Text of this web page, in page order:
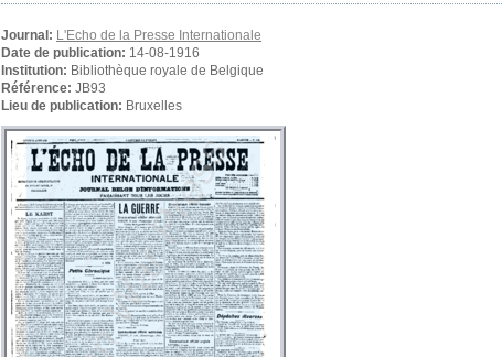
Journal: L'Echo de la Presse Internationale
Date de publication: 14-08-1916
Institution: Bibliothèque royale de Belgique
Référence: JB93
Lieu de publication: Bruxelles